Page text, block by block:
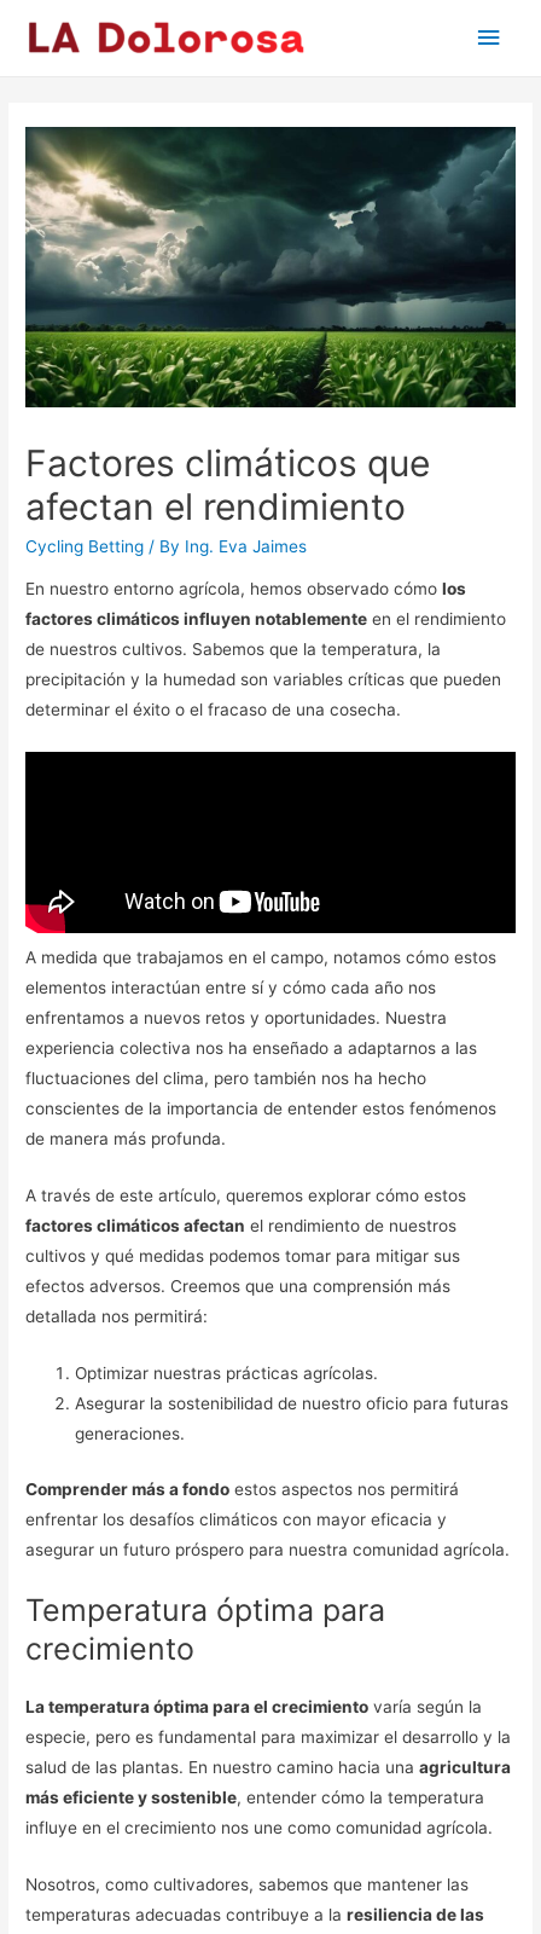
Main
Factores climáticos que
afectan el rendimiento
Cycling Betting / By Ing. Eva Jaimes
En nuestro entorno agrícola, hemos observado cómolos
factores climáticos influyen notablemente en el rendimiento
de nuestros cultivos. Sabemos que la temperatura, la
precipitación y la humedad son variables críticas que pueden
determinar el éxito o el fracaso de una cosecha.
A medida que trabajamos en el campo, notamos cómo estos
elementos interactúan entre sí y cómo cada año nos
enfrentamos a nuevos retos y oportunidades. Nuestra
experiencia colectiva nos ha enseñado a adaptarnos a las
fluctuaciones del clima, pero también nos ha hecho
conscientes de la importancia de entender estos fenómenos
de manera más profunda.
A través de este artículo, queremos explorar cómo estos
factores climáticos afectan el rendimiento de nuestros
cultivos y qué medidas podemos tomar para mitigar sus
efectos adversos. Creemos que una comprensión más
detallada nos permitirá:
Optimizar nuestras prácticas agrícolas.
Asegurar la sostenibilidad de nuestro oficio para futuras
generaciones.
Comprender más a fondo estos aspectos nos permitirá
enfrentar los desafíos climáticos con mayor eficacia y
asegurar un futuro próspero para nuestra comunidad agrícola.
Temperatura óptima para
crecimiento
La temperatura óptima para el crecimiento varía según la
especie, pero es fundamental para maximizar el desarrollo y la
salud de las plantas. En nuestro camino hacia unaagricultura
más eficiente y sostenible, entender cómo la temperatura
influye en el crecimiento nos une como comunidad agrícola.
Nosotros, como cultivadores, sabemos que mantener las
temperaturas adecuadas contribuye a laresiliencia de las